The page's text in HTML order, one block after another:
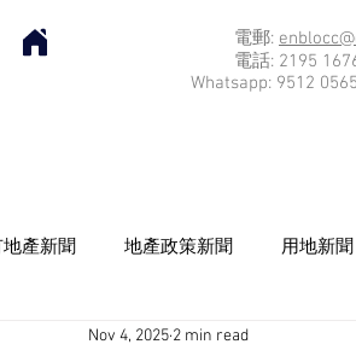
電郵:
電話: 2195
Whatsapp: 9512 0565
地產新聞 地產政策新聞 用地新聞
Nov 4, 2025 2 min read